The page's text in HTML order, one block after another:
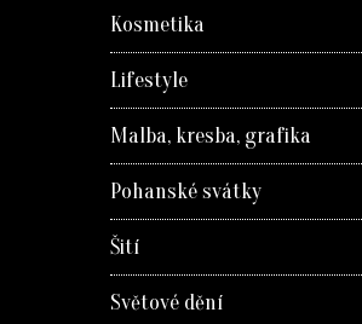
Kosmetika
Lifestyle
Malba, kresba, grafika
Pohanské svátky
Šití
Světové dění